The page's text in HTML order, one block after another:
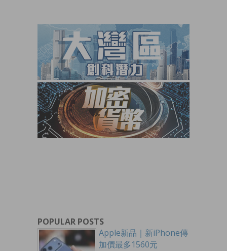
POPULAR POSTS
Apple新品｜新iPhone傳
加價最多1560元